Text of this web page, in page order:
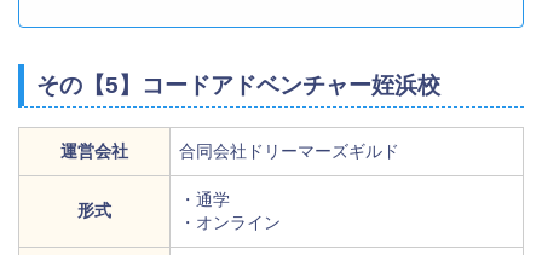
その【5】コードアドベンチャー姪浜校
運営会社 合同会社ドリーマーズギルド
形式
・通学
・オンライン